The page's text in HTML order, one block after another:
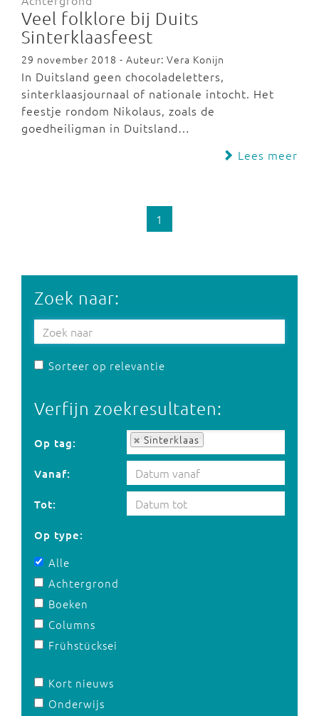
Veel folklore bij Duits
Sinterklaasfeest
29 november 2018 - Auteur: Vera Konijn
In Duitsland geen chocoladeletters,
sinterklaasjournaal of nationale intocht. Het
feestje rondom Nikolaus, zoals de
goedheiligman in Duitsland…
Lees meer
1
Zoek naar:
Sorteer op relevantie
Verfijn zoekresultaten:
Op tag: Sinterklaas
Op tag:
Vanaf:
Tot:
Op type:
Alle
Achtergrond
Boeken
Columns
Frühstücksei
Kort nieuws
Onderwijs